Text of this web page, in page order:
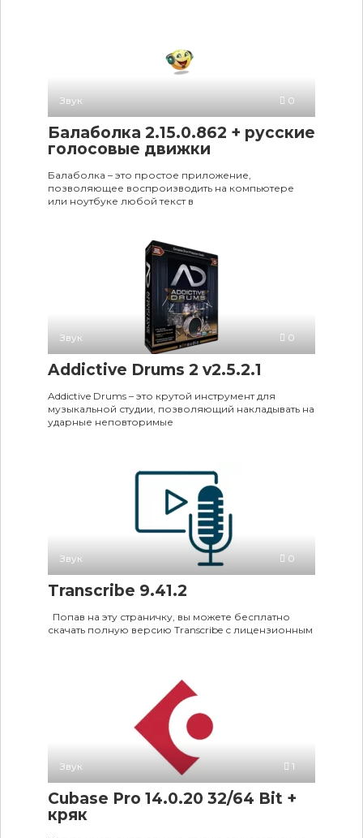
Звук 0
Балаболка 2.15.0.862 + русские
голосовые движки
Балаболка – это простое приложение,
позволяющее воспроизводить на компьютере
или ноутбуке любой текст в
Звук 0
Addictive Drums 2 v2.5.2.1
Addictive Drums – это крутой инструмент для
музыкальной студии, позволяющий накладывать на
ударные неповторимые
Звук 0
Transcribe 9.41.2
Попав на эту страничку, вы можете бесплатно
скачать полную версию Transcribe с лицензионным
Звук 1
Cubase Pro 14.0.20 32/64 Bit +
кряк